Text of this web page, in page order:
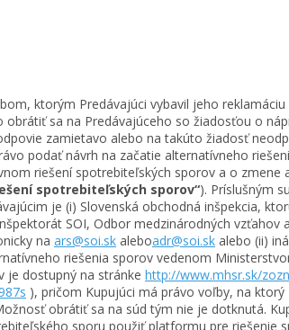
ktorým Predávajúci vybavil jeho reklamáciu
sa na Predávajúceho so žiadosťou o
zamietavo alebo na takúto žiadosť
podať návrh na začatie alternatívneho
riešení spotrebiteľských sporov a o zmene
spotrebiteľských sporov“). Príslušným
je (i) Slovenská obchodná inšpekcia,
SOI, Odbor medzinárodných vzťahov
na ars@soi.sk aleboadr@soi.sk alebo (ii)
riešenia sporov vedenom
je dostupný na stránke http://www.mhsr.sk/
), pričom Kupujúci má právo voľby, na ktorý
obrátiť sa na súd tým nie je dotknutá.
sporu použiť platformu pre riešenie